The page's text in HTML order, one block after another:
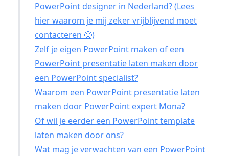
PowerPoint designer in Nederland? (Lees
hier waarom je mij zeker vrijblijvend moet
contacteren 🙂)
Zelf je eigen PowerPoint maken of een
PowerPoint presentatie laten maken door
een PowerPoint specialist?
Waarom een PowerPoint presentatie laten
maken door PowerPoint expert Mona?
Of wil je eerder een PowerPoint template
laten maken door ons?
Wat mag je verwachten van een PowerPoint